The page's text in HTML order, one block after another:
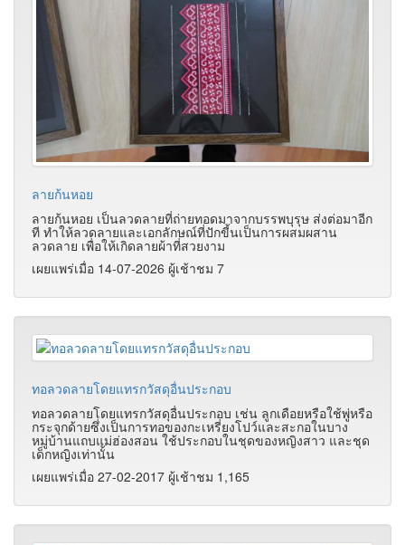
ลายก้นหอย
ลายก้นหอย เป็นลวดลายที่ถ่ายทอดมาจากบรรพบุรุษ ส่งต่อมาอีก
ที ทำให้ลวดลายและเอกลักษณ์ที่ปักขี้นเป็นการผสมผสาน
ลวดลาย เพื่อให้เกิดลายผ้าที่สวยงาม
เผยแพร่เมื่อ 14-07-2026 ผู้เช้าชม 7
ทอลวดลายโดยแทรกวัสดุอื่นประกอบ
ทอลวดลายโดยแทรกวัสดุอื่นประกอบ เช่น ลูกเดือยหรือใช้พู่หรือ
กระจุกด้ายซึ่งเป็นการทอของกะเหรี่ยงโปว์และสะกอในบาง
หมู่บ้านแถบแม่ฮ่องสอน ใช้ประกอบในชุดของหญิงสาว และชุด
เด็กหญิงเท่านั้น
เผยแพร่เมื่อ 27-02-2017 ผู้เช้าชม 1,165